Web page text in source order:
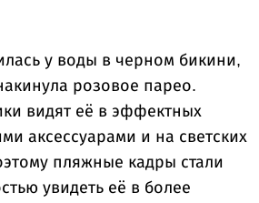
у воды в черном бикини,
розовое парео.
видят её в эффектных
аксессуарами и на светских
пляжные кадры стали
увидеть её в более